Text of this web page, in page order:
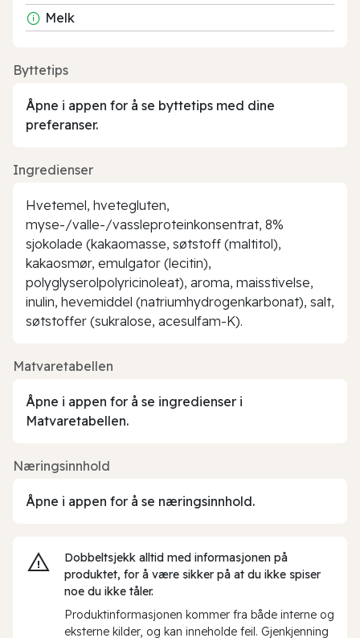
Melk
Byttetips
Åpne i appen for å se byttetips med dine
preferanser.
Ingredienser
Hvetemel, hvetegluten,
myse-/valle-/vassleproteinkonsentrat, 8%
sjokolade (kakaomasse, søtstoff (maltitol),
kakaosmør, emulgator (lecitin),
polyglyserolpolyricinoleat), aroma, maisstivelse,
inulin, hevemiddel (natriumhydrogenkarbonat), salt,
søtstoffer (sukralose, acesulfam-K).
Matvaretabellen
Åpne i appen for å se ingredienser i
Matvaretabellen.
Næringsinnhold
Åpne i appen for å se næringsinnhold.
Dobbeltsjekk alltid med informasjonen på
produktet, for å være sikker på at du ikke spiser
noe du ikke tåler.
Produktinformasjonen kommer fra både interne og
eksterne kilder, og kan inneholde feil. Gjenkjenning